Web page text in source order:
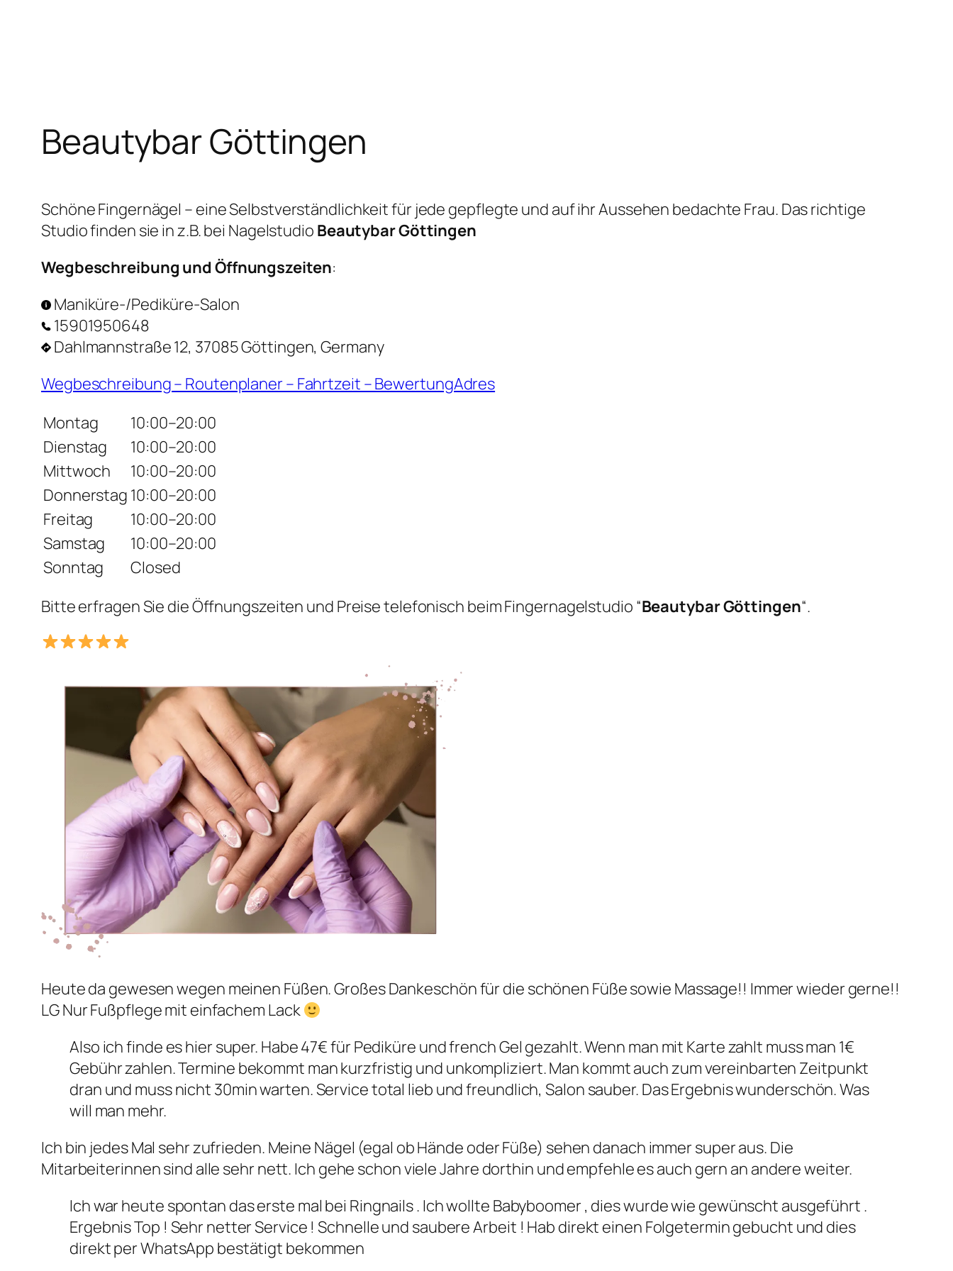
Beautybar Göttingen
Schöne Fingernägel – eine Selbstverständlichkeit für jede gepflegte und auf ihr Aussehen bedachte Frau. Das richtige
Studio finden sie in z.B. bei Nagelstudio Beautybar Göttingen
Wegbeschreibung und Öffnungszeiten:
Maniküre-/Pediküre-Salon
15901950648
Dahlmannstraße 12, 37085 Göttingen, Germany
Wegbeschreibung – Routenplaner – Fahrtzeit – BewertungAdres
Montag
10:00–20:00
Dienstag
10:00–20:00
Mittwoch
10:00–20:00
Donnerstag 10:00–20:00
Freitag
10:00–20:00
Samstag
10:00–20:00
Sonntag
Closed
Bitte erfragen Sie die Öffnungszeiten und Preise telefonisch beim Fingernagelstudio “Beautybar Göttingen“.
Heute da gewesen wegen meinen Füßen. Großes Dankeschön für die schönen Füße sowie Massage!! Immer wieder gerne!!
LG Nur Fußpflege mit einfachem Lack
Also ich finde es hier super. Habe 47€ für Pediküre und french Gel gezahlt. Wenn man mit Karte zahlt muss man 1€
Gebühr zahlen. Termine bekommt man kurzfristig und unkompliziert. Man kommt auch zum vereinbarten Zeitpunkt
dran und muss nicht 30min warten. Service total lieb und freundlich, Salon sauber. Das Ergebnis wunderschön. Was
will man mehr.
Ich bin jedes Mal sehr zufrieden. Meine Nägel (egal ob Hände oder Füße) sehen danach immer super aus. Die
Mitarbeiterinnen sind alle sehr nett. Ich gehe schon viele Jahre dorthin und empfehle es auch gern an andere weiter.
Ich war heute spontan das erste mal bei Ringnails . Ich wollte Babyboomer , dies wurde wie gewünscht ausgeführt .
Ergebnis Top ! Sehr netter Service ! Schnelle und saubere Arbeit ! Hab direkt einen Folgetermin gebucht und dies
direkt per WhatsApp bestätigt bekommen